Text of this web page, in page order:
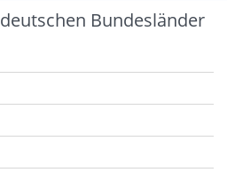
Bundesländer